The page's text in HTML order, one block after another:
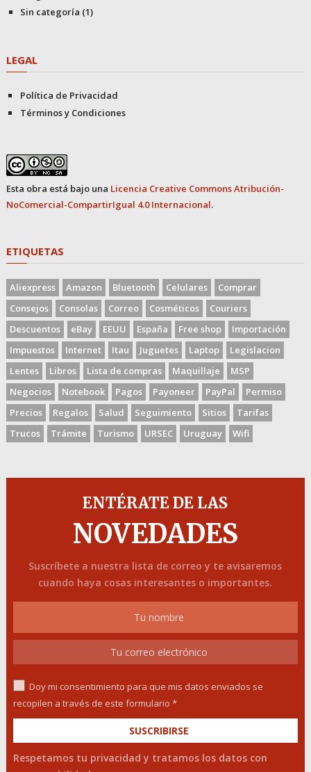
Sin categoría (1)
LEGAL
Política de Privacidad
Términos y Condiciones
Esta obra está bajo una Licencia Creative Commons Atribución-
NoComercial-CompartirIgual 4.0 Internacional.
ETIQUETAS
Aliexpress Amazon Bluetooth Celulares
Comprar
Consejos
Consolas Correo Cosméticos
Couriers
Descuentos
eBay EEUU España Free shop
Importación
Impuestos
Internet Itau Juguetes Laptop
Legislacion
Lentes
Libros Lista de compras Maquillaje
MSP
Negocios
Notebook Pagos Payoneer PayPal
Permiso
Precios
Regalos Salud Seguimiento Sitios
Tarifas
Trucos
Trámite Turismo URSEC Uruguay Wifi
ENTÉRATE DE LAS
NOVEDADES
Suscríbete a nuestra lista de correo y te avisaremos
cuando haya cosas interesantes o importantes.
Doy mi consentimiento para que mis datos enviados se
recopilen a través de este formulario *
Respetamos tu privacidad y tratamos los datos con